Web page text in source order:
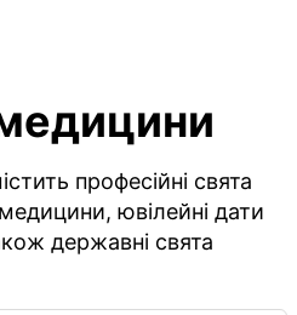
професійні свята
медицини, ювілейні дати
державні свята